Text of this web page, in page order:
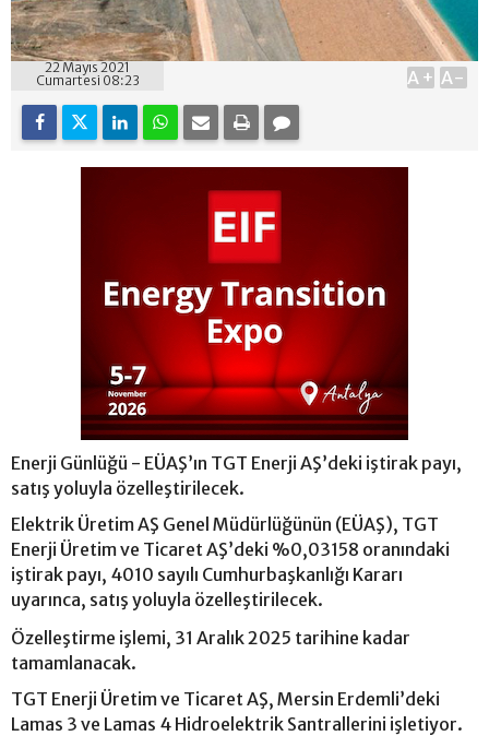
22 Mayıs 2021
Cumartesi 08:23
A+ A-
Enerji Günlüğü - EÜAŞ’ın TGT Enerji AŞ’deki iştirak payı,
satış yoluyla özelleştirilecek.
Elektrik Üretim AŞ Genel Müdürlüğünün (EÜAŞ), TGT
Enerji Üretim ve Ticaret AŞ’deki %0,03158 oranındaki
iştirak payı, 4010 sayılı Cumhurbaşkanlığı Kararı
uyarınca, satış yoluyla özelleştirilecek.
Özelleştirme işlemi, 31 Aralık 2025 tarihine kadar
tamamlanacak.
TGT Enerji Üretim ve Ticaret AŞ, Mersin Erdemli’deki
Lamas 3 ve Lamas 4 Hidroelektrik Santrallerini işletiyor.